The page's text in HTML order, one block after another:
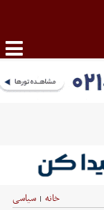
خانه | سیاسی